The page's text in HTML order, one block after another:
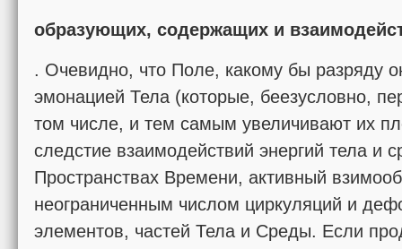
образующих, содержащих и
. Очевидно, что Поле, какому бы разряду
эмонацией Тела (которые, беезусловно,
том числе, и тем самым увеличивают их
следстие взаимодействий энергий тела и
Пространствах Времени, активный
неограниченным числом циркуляций и
элементов, частей Тела и Среды. Если